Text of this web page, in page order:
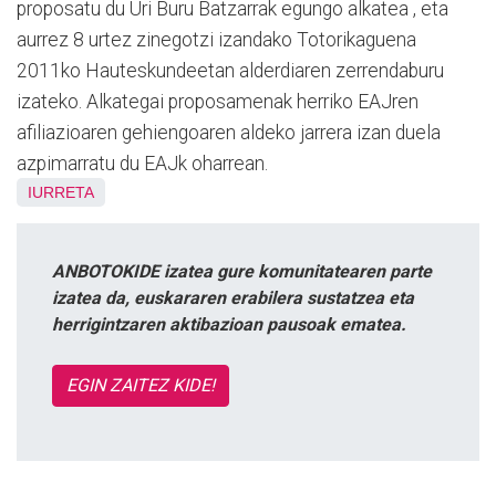
proposatu du Uri Buru Batzarrak egungo alkatea , eta
aurrez 8 urtez zinegotzi izandako Totorikaguena
2011ko Hauteskundeetan alderdiaren zerrendaburu
izateko. Alkategai proposamenak herriko EAJren
afiliazioaren gehiengoaren aldeko jarrera izan duela
azpimarratu du EAJk oharrean.
IURRETA
ANBOTOKIDE izatea gure komunitatearen parte
izatea da, euskararen erabilera sustatzea eta
herrigintzaren aktibazioan pausoak ematea.
EGIN ZAITEZ KIDE!